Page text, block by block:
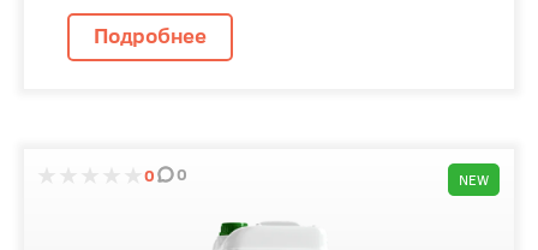
Подробнее
0 0 NEW